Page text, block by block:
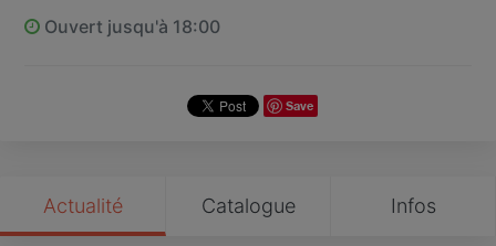
Ouvert jusqu'à 18:00
Save
Actualité Catalogue Infos